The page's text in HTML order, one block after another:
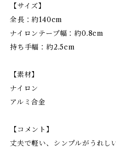
【サイズ】
全長：約140cm
ナイロンテープ幅：約0.8cm
持ち手幅：約2.5cm
【素材】
ナイロン
アルミ合金
【コメント】
丈夫で軽い、シンプルがうれし